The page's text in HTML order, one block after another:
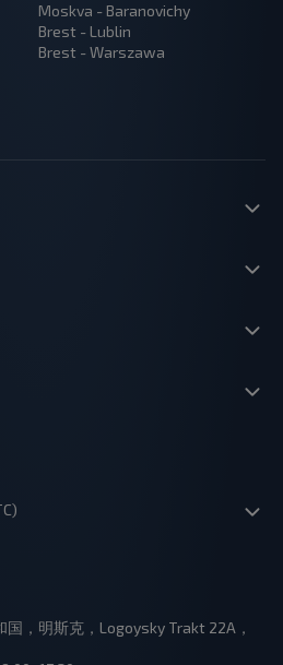
Moskva - Baranovichy
Brest - Lublin
Brest - Warszawa
，明斯克，Logoysky Trakt 22A，